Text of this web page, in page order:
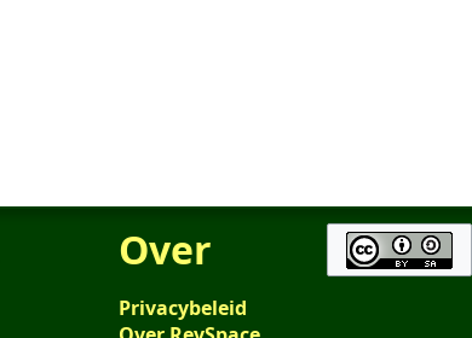
Over
Privacybeleid